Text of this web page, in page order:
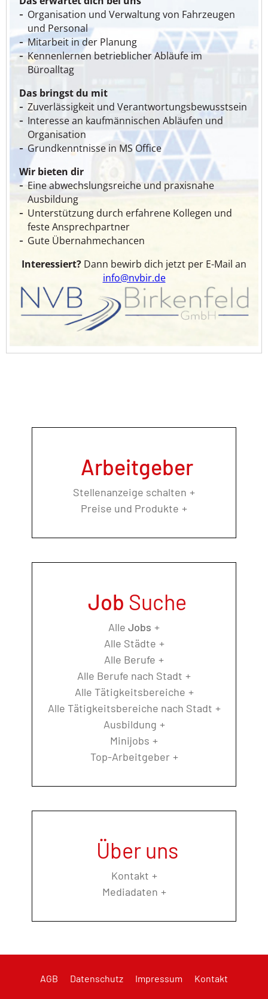
Arbeitgeber
Stellenanzeige schalten
Preise und Produkte
Job Suche
Alle Jobs
Alle Städte
Alle Berufe
Alle Berufe nach Stadt
Alle Tätigkeitsbereiche
Alle Tätigkeitsbereiche nach Stadt
Ausbildung
Minijobs
Top-Arbeitgeber
Über uns
Kontakt
Mediadaten
AGB Datenschutz Impressum Kontakt